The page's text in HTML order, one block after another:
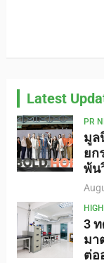
Latest
PR
มูล
ยก
พ้น
3
มา
ต่อ